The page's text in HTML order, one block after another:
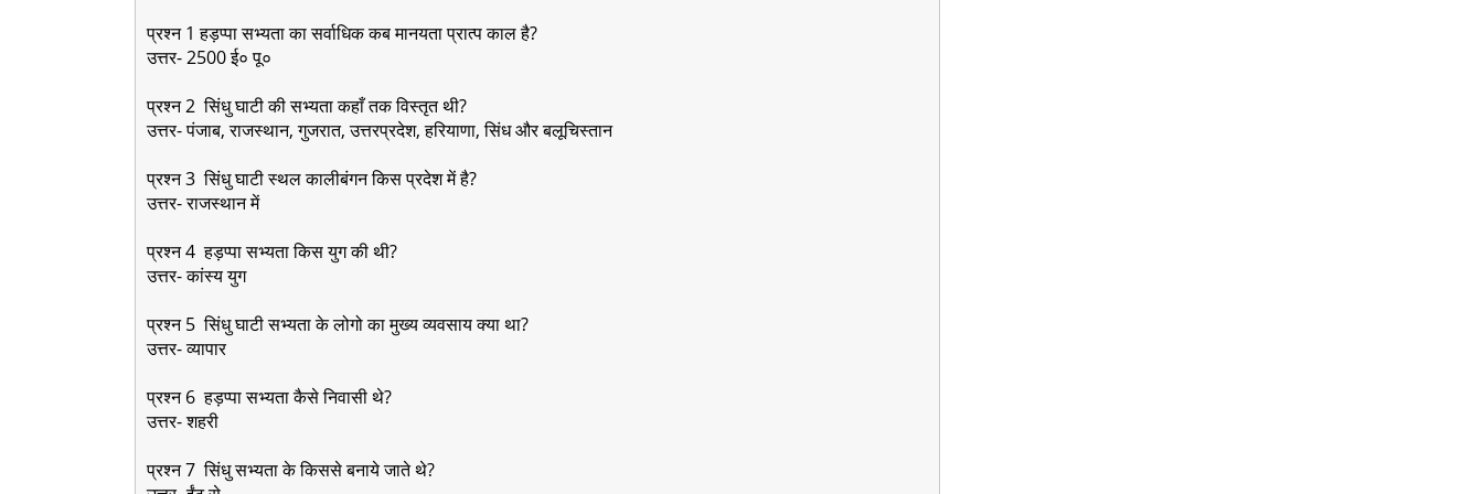
प्रश्न 1 हड़प्पा सभ्यता का सर्वाधिक कब मानयता प्रात्प काल है?
उत्तर- 2500 ई० पू०
प्रश्न 2 सिंधु घाटी की सभ्यता कहाँ तक विस्तृत थी?
उत्तर- पंजाब, राजस्थान, गुजरात, उत्तरप्रदेश, हरियाणा, सिंध और बलूचिस्तान
प्रश्न 3 सिंधु घाटी स्थल कालीबंगन किस प्रदेश में है?
उत्तर- राजस्थान में
प्रश्न 4 हड़प्पा सभ्यता किस युग की थी?
उत्तर- कांस्य युग
प्रश्न 5 सिंधु घाटी सभ्यता के लोगो का मुख्य व्यवसाय क्या था?
उत्तर- व्यापार
प्रश्न 6 हड़प्पा सभ्यता कैसे निवासी थे?
उत्तर- शहरी
प्रश्न 7 सिंधु सभ्यता के किससे बनाये जाते थे?